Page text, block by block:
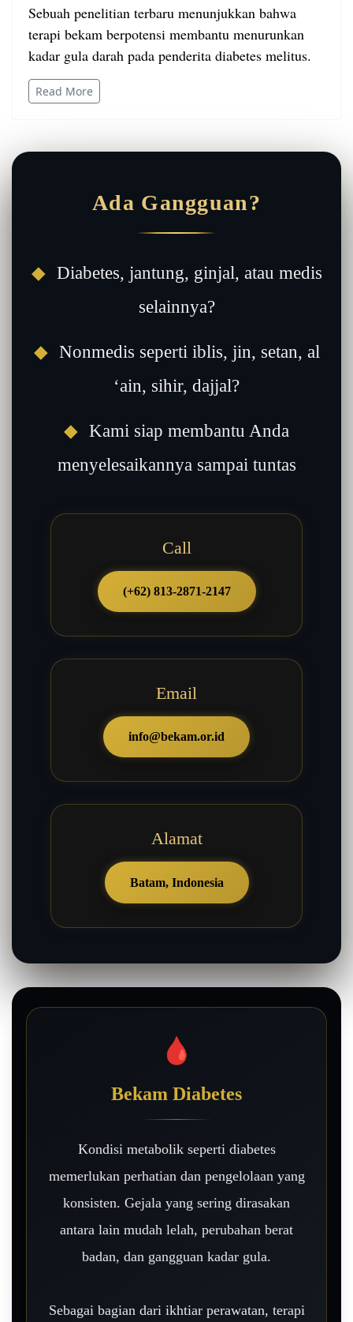
Sebuah penelitian terbaru menunjukkan bahwa
terapi bekam berpotensi membantu menurunkan
kadar gula darah pada penderita diabetes melitus.
Read More
Ada Gangguan?
◆ Diabetes, jantung, ginjal, atau medis
selainnya?
◆ Nonmedis seperti iblis, jin, setan, al
‘ain, sihir, dajjal?
◆ Kami siap membantu Anda
menyelesaikannya sampai tuntas
Call
(+62) 813-2871-2147
Email
info@bekam.or.id
Alamat
Batam, Indonesia
🩸
Bekam Diabetes
Kondisi metabolik seperti diabetes
memerlukan perhatian dan pengelolaan yang
konsisten. Gejala yang sering dirasakan
antara lain mudah lelah, perubahan berat
badan, dan gangguan kadar gula.
Sebagai bagian dari ikhtiar perawatan, terapi